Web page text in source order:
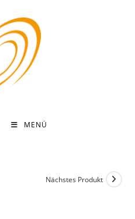
MENÜ
Nächstes Produkt